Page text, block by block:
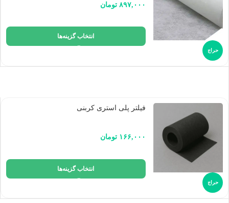
حراج
۸۹۷,۰۰۰ تومان
انتخاب گزینه‌ها
حراج
فیلتر پلی استری کربنی
۱۶۶,۰۰۰ تومان
انتخاب گزینه‌ها